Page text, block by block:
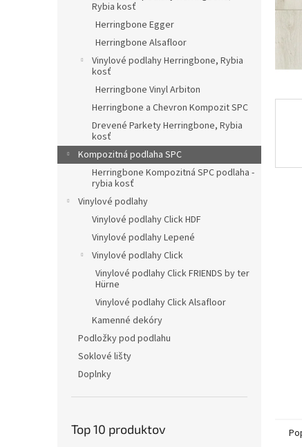
Rybia kosť
Herringbone Egger
Herringbone Alsafloor
Vinylové podlahy Herringbone, Rybia
kosť
Herringbone Vinyl Arbiton
Herringbone a Chevron Kompozit SPC
Drevené Parkety Herringbone, Rybia
kosť
Kompozitná podlaha SPC
Herringbone Kompozitná SPC podlaha -
rybia kosť
Vinylové podlahy
Vinylové podlahy Click HDF
Vinylové podlahy Lepené
Vinylové podlahy Click
Vinylové podlahy Click FRIENDS by ter
Hürne
Vinylové podlahy Click Alsafloor
Kamenné dekóry
Podložky pod podlahu
Soklové lišty
Doplnky
Top 10 produktov